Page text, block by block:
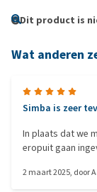
Dit product is
Wat anderen
Simba is zeer
In plaats dat we
eropuit gaan
je hem niet meer.
2 maart 2025, door